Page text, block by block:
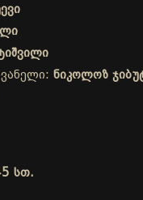
ნიკოლოზ
სთ.